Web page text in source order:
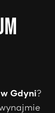
Gdyni?